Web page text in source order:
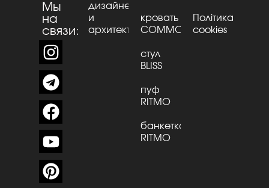
Мы
на
связи:
дизайнеров
и
архитекторов
кровать
CОMMО
стул
BLISS
пуф
RITMO
банкетка
RITMO
Політика
cookies